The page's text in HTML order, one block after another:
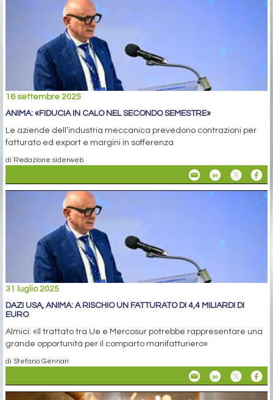
16 settembre 2025
ANIMA: «FIDUCIA IN CALO NEL SECONDO SEMESTRE»
Le aziende dell’industria meccanica prevedono contrazioni per
fatturato ed export e margini in sofferenza
di Redazione siderweb
31 luglio 2025
DAZI USA, ANIMA: A RISCHIO UN FATTURATO DI 4,4 MILIARDI DI
EURO
Almici: «Il trattato tra Ue e Mercosur potrebbe rappresentare una
grande opportunità per il comparto manifatturiero»
di Stefano Gennari